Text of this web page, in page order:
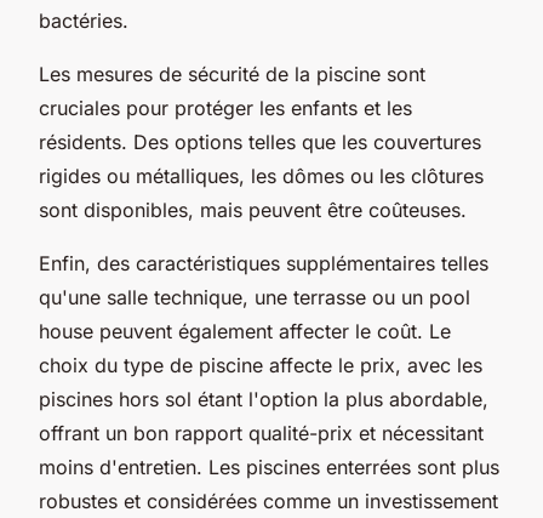
bactéries.
Les mesures de sécurité de la piscine sont
cruciales pour protéger les enfants et les
résidents. Des options telles que les couvertures
rigides ou métalliques, les dômes ou les clôtures
sont disponibles, mais peuvent être coûteuses.
Enfin, des caractéristiques supplémentaires telles
qu'une salle technique, une terrasse ou un pool
house peuvent également affecter le coût. Le
choix du type de piscine affecte le prix, avec les
piscines hors sol étant l'option la plus abordable,
offrant un bon rapport qualité-prix et nécessitant
moins d'entretien. Les piscines enterrées sont plus
robustes et considérées comme un investissement